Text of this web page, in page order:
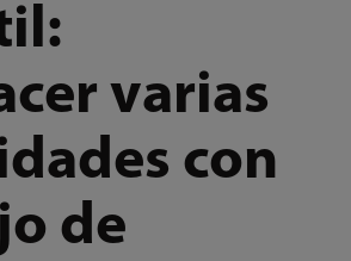
varias
con
de